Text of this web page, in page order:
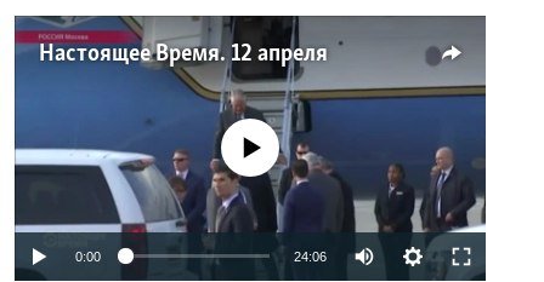
Настоящее Время. 12 апреля
No media source currently available
0:00 24:06